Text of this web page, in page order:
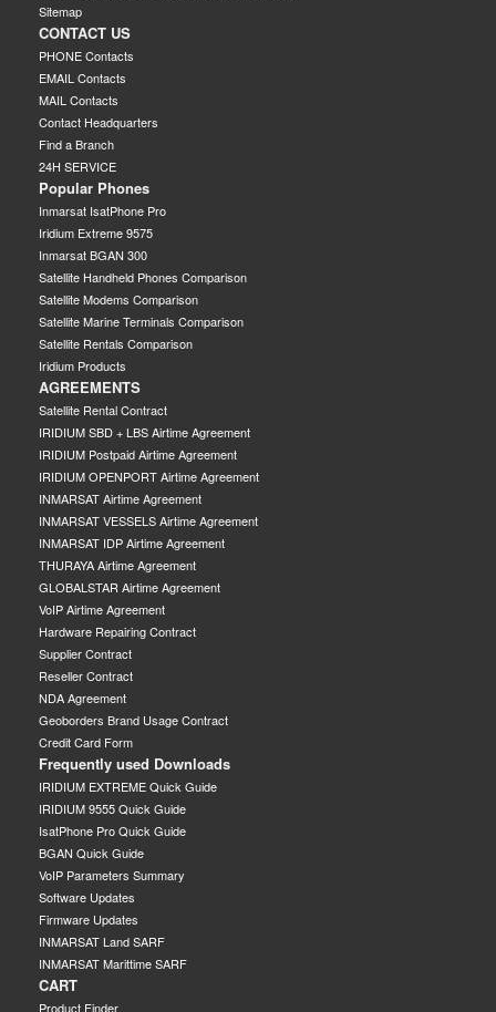
Sitemap
CONTACT US
PHONE Contacts
EMAIL Contacts
MAIL Contacts
Contact Headquarters
Find a Branch
24H SERVICE
Popular Phones
Inmarsat IsatPhone Pro
Iridium Extreme 9575
Inmarsat BGAN 300
Satellite Handheld Phones Comparison
Satellite Modems Comparison
Satellite Marine Terminals Comparison
Satellite Rentals Comparison
Iridium Products
AGREEMENTS
Satellite Rental Contract
IRIDIUM SBD + LBS Airtime Agreement
IRIDIUM Postpaid Airtime Agreement
IRIDIUM OPENPORT Airtime Agreement
INMARSAT Airtime Agreement
INMARSAT VESSELS Airtime Agreement
INMARSAT IDP Airtime Agreement
THURAYA Airtime Agreement
GLOBALSTAR Airtime Agreement
VoIP Airtime Agreement
Hardware Repairing Contract
Supplier Contract
Reseller Contract
NDA Agreement
Geoborders Brand Usage Contract
Credit Card Form
Frequently used Downloads
IRIDIUM EXTREME Quick Guide
IRIDIUM 9555 Quick Guide
IsatPhone Pro Quick Guide
BGAN Quick Guide
VoIP Parameters Summary
Software Updates
Firmware Updates
INMARSAT Land SARF
INMARSAT Marittime SARF
CART
Product Finder